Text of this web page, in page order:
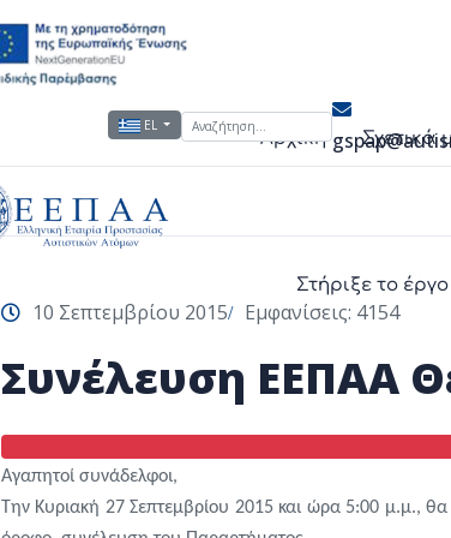
Επιλέξτε τη γλώσσα σας
EL Αναζήτηση...
Αρχική Σχετικά
Στήριξε το
Συνέλευση ΕΕΠΑΑ
10 Σεπτεμβρίου 2015 Εμφανίσεις: 4154
Αγαπητοί συνάδελφοι,
Την Κυριακή 27 Σεπτεμβρίου 2015 και ώρα 5:00 μ.μ.,